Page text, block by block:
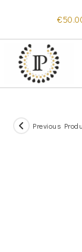
content
€
Previous